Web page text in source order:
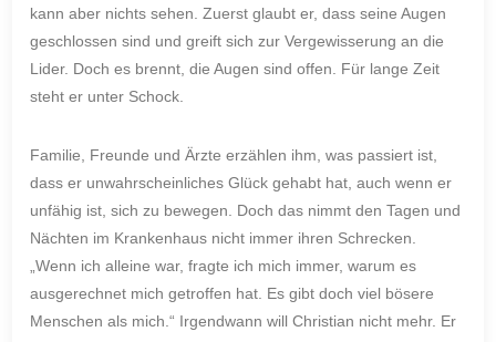
kann aber nichts sehen. Zuerst glaubt er, dass seine Augen
geschlossen sind und greift sich zur Vergewisserung an die
Lider. Doch es brennt, die Augen sind offen. Für lange Zeit
steht er unter Schock.
Familie, Freunde und Ärzte erzählen ihm, was passiert ist,
dass er unwahrscheinliches Glück gehabt hat, auch wenn er
unfähig ist, sich zu bewegen. Doch das nimmt den Tagen und
Nächten im Krankenhaus nicht immer ihren Schrecken.
„Wenn ich alleine war, fragte ich mich immer, warum es
ausgerechnet mich getroffen hat. Es gibt doch viel bösere
Menschen als mich.“ Irgendwann will Christian nicht mehr. Er